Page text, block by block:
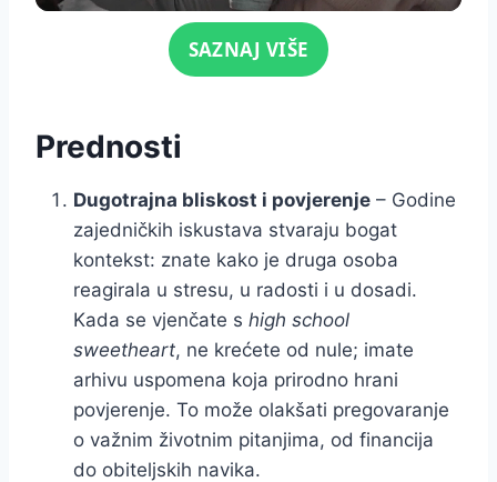
Click for soundSAZNAJ VIŠE
Prednosti
Dugotrajna bliskost i povjerenje – Godine
zajedničkih iskustava stvaraju bogat
kontekst: znate kako je druga osoba
reagirala u stresu, u radosti i u dosadi.
Kada se vjenčate s high school
sweetheart, ne krećete od nule; imate
arhivu uspomena koja prirodno hrani
povjerenje. To može olakšati pregovaranje
o važnim životnim pitanjima, od financija
do obiteljskih navika.